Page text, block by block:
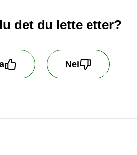
det du lette etter?
Nei
oss hva du er misfornøyd